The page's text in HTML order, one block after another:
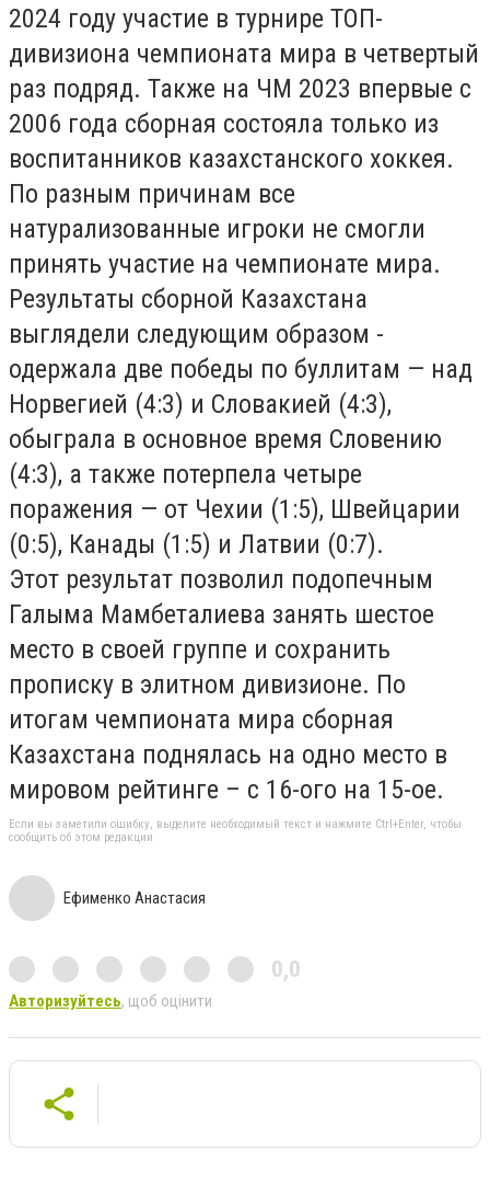
2024 году участие в турнире ТОП-
дивизиона чемпионата мира в четвертый
раз подряд. Также на ЧМ 2023 впервые с
2006 года сборная состояла только из
воспитанников казахстанского хоккея.
По разным причинам все
натурализованные игроки не смогли
принять участие на чемпионате мира.
Результаты сборной Казахстана
выглядели следующим образом -
одержала две победы по буллитам — над
Норвегией (4:3) и Словакией (4:3),
обыграла в основное время Словению
(4:3), а также потерпела четыре
поражения — от Чехии (1:5), Швейцарии
(0:5), Канады (1:5) и Латвии (0:7).
Этот результат позволил подопечным
Галыма Мамбеталиева занять шестое
место в своей группе и сохранить
прописку в элитном дивизионе. По
итогам чемпионата мира сборная
Казахстана поднялась на одно место в
мировом рейтинге – с 16-ого на 15-ое.
Если вы заметили ошибку, выделите необходимый текст и нажмите Ctrl+Enter, чтобы
сообщить об этом редакции
Ефименко Анастасия
0,0
Авторизуйтесь, щоб оцінити